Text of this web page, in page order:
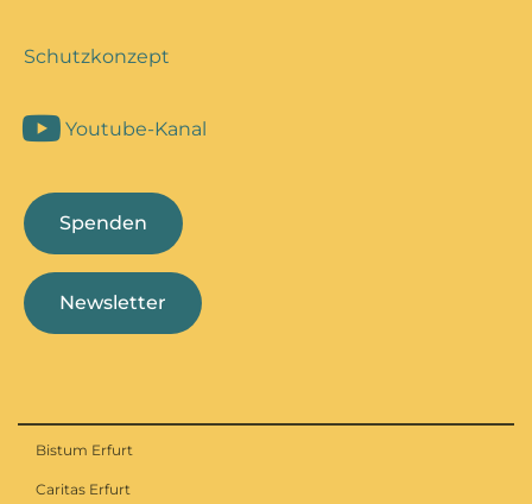
Schutzkonzept
Youtube-Kanal
Spenden
Newsletter
Bistum Erfurt
Caritas Erfurt